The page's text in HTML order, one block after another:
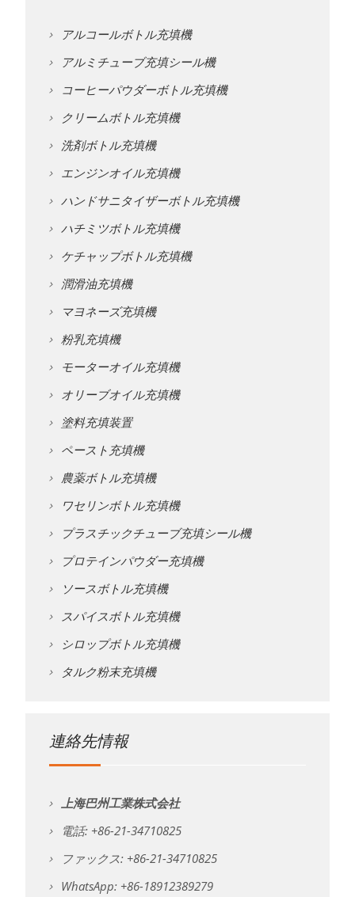
アルコールボトル充填機
アルミチューブ充填シール機
コーヒーパウダーボトル充填機
クリームボトル充填機
洗剤ボトル充填機
エンジンオイル充填機
ハンドサニタイザーボトル充填機
ハチミツボトル充填機
ケチャップボトル充填機
潤滑油充填機
マヨネーズ充填機
粉乳充填機
モーターオイル充填機
オリーブオイル充填機
塗料充填装置
ペースト充填機
農薬ボトル充填機
ワセリンボトル充填機
プラスチックチューブ充填シール機
プロテインパウダー充填機
ソースボトル充填機
スパイスボトル充填機
シロップボトル充填機
タルク粉末充填機
連絡先情報
上海巴州工業株式会社
電話: +86-21-34710825
ファックス: +86-21-34710825
WhatsApp: +86-18912389279